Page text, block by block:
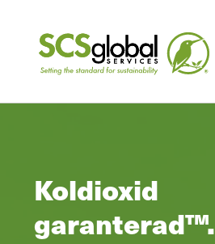
Koldioxid
garanterad™.